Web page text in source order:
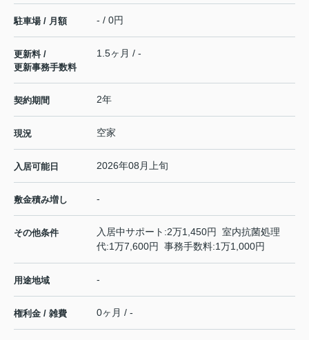
駐車場 / 月額 - / 0円
更新料 /
更新事務手数料
1.5ヶ月 / -
契約期間 2年
現況 空家
入居可能日 2026年08月上旬
敷金積み増し -
その他条件
入居中サポート:2万1,450円 室内抗菌処理
代:1万7,600円 事務手数料:1万1,000円
用途地域 -
権利金 / 雑費 0ヶ月 / -